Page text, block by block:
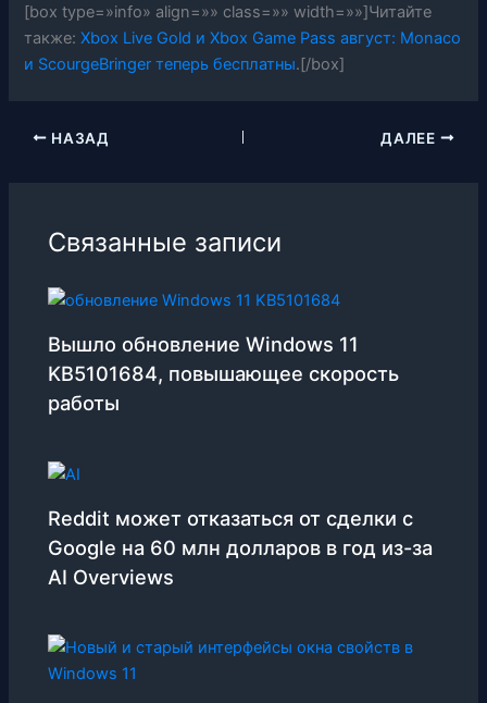
[box type=»info» align=»» class=»» width=»»]Читайте
также:Xbox Live Gold и Xbox Game Pass август: Monaco
и ScourgeBringer теперь бесплатны.[/box]
НАЗАД ДАЛЕЕ
Связанные записи
Вышло обновление Windows 11
KB5101684, повышающее скорость
работы
Reddit может отказаться от сделки с
Google на 60 млн долларов в год из-за
AI Overviews